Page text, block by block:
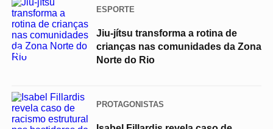
02
ESPORTE
Jiu-jítsu transforma a rotina de
crianças nas comunidades da Zona
Norte do Rio
PROTAGONISTAS